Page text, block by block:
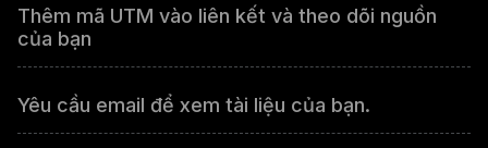
Thêm mã UTM vào liên kết và theo dõi nguồn
của bạn
Yêu cầu email để xem tài liệu của bạn.